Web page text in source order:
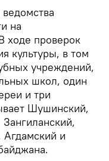
на
ходе проверок
культуры, в том
учреждений,
школ, один
и три
Шушинский,
Агдамский и